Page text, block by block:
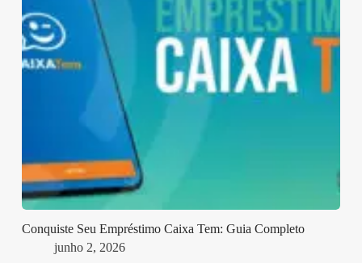
Conquiste Seu Empréstimo Caixa Tem: Guia Completo
junho 2, 2026